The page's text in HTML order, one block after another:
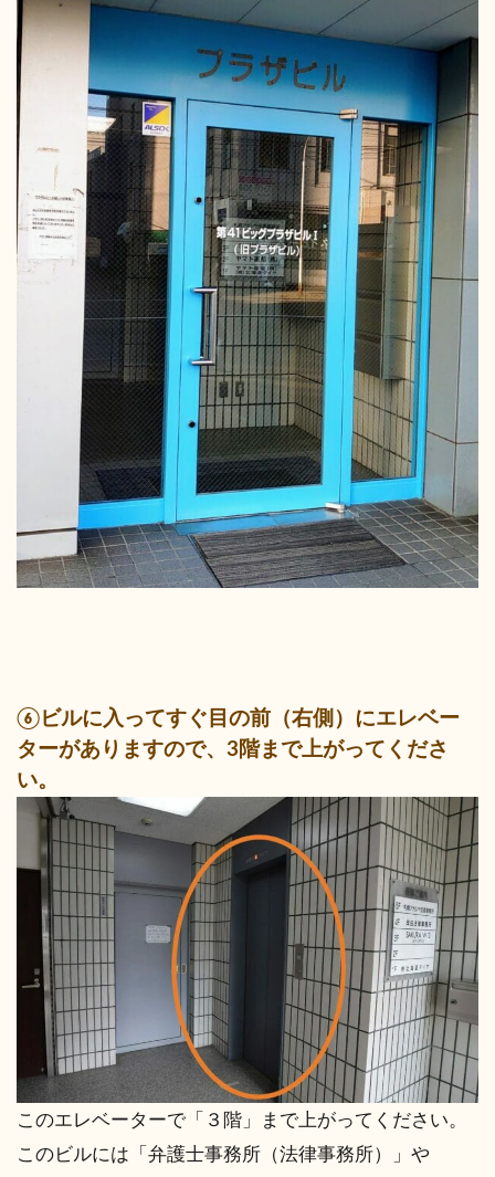
⑥ビルに入ってすぐ目の前（右側）にエレベー
ターがありますので、3階まで上がってくださ
い。
このエレベーターで「３階」まで上がってください。
このビルには「弁護士事務所（法律事務所）」や